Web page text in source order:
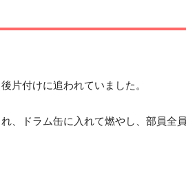
片付けに追われていました。
、ドラム缶に入れて燃やし、部員全